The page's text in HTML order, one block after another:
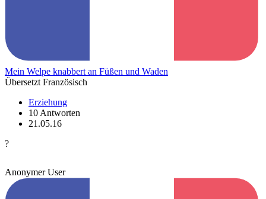
Mein Welpe knabbert an Füßen und Waden
Übersetzt Französisch
Erziehung
10 Antworten
21.05.16
?
Anonymer User